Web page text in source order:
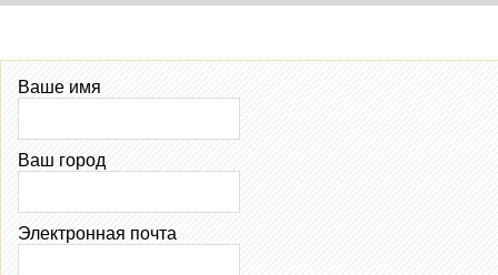
Ваше имя
Ваш город
Электронная почта